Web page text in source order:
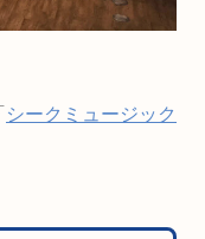
シークミュージック